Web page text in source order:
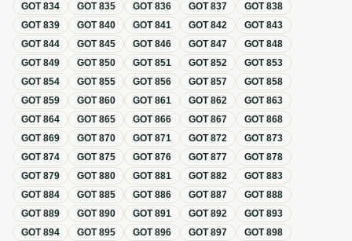
GOT834 GOT835 GOT836 GOT837 GOT838
GOT839 GOT840 GOT841 GOT842 GOT843
GOT844 GOT845 GOT846 GOT847 GOT848
GOT849 GOT850 GOT851 GOT852 GOT853
GOT854 GOT855 GOT856 GOT857 GOT858
GOT859 GOT860 GOT861 GOT862 GOT863
GOT864 GOT865 GOT866 GOT867 GOT868
GOT869 GOT870 GOT871 GOT872 GOT873
GOT874 GOT875 GOT876 GOT877 GOT878
GOT879 GOT880 GOT881 GOT882 GOT883
GOT884 GOT885 GOT886 GOT887 GOT888
GOT889 GOT890 GOT891 GOT892 GOT893
GOT894 GOT895 GOT896 GOT897 GOT898